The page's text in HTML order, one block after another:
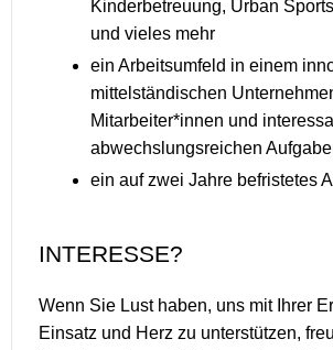
Kinderbetreuung, Urban
und vieles mehr
ein Arbeitsumfeld in einem
mittelständischen
Mitarbeiter*innen und
abwechslungsreichen
ein auf zwei Jahre befristetes
INTERESSE?
Wenn Sie Lust haben, uns mit Ihrer
Einsatz und Herz zu unterstützen,